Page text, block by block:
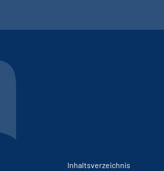
Inhaltsverzeichnis